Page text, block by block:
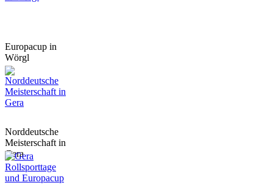
Europacup in
Wörgl
Norddeutsche
Meisterschaft in
Gera